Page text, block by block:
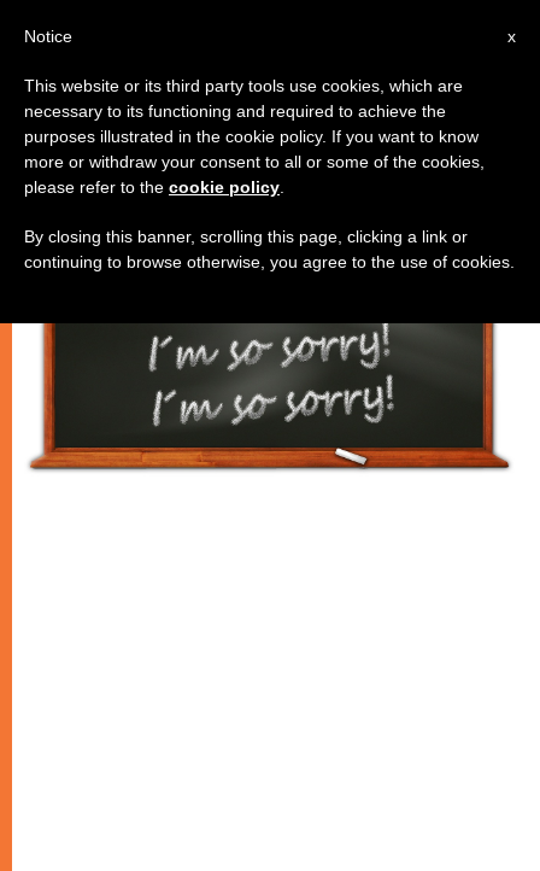
SPIRITUALITÀ E PREGHIERA
x
Notice
This website or its third party tools use cookies, which are
necessary to its functioning and required to achieve the
purposes illustrated in the cookie policy. If you want to know
more or withdraw your consent to all or some of the cookies,
please refer to the cookie policy
By closing this banner, scrolling this page, clicking a link or
continuing to browse otherwise, you agree to the use of cookies.